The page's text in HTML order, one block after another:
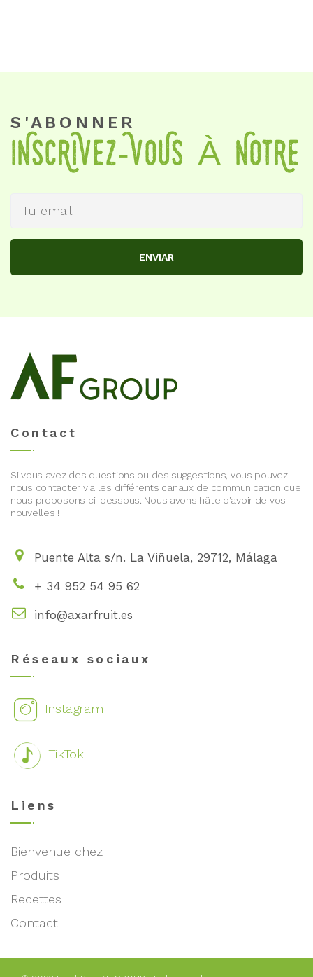
S'ABONNER
INSCRIVez-VOUS À NotRe
ENVIAR
Contact
Si vous avez des questions ou des suggestions, vous pouvez
nous contacter via les différents canaux de communication que
nous proposons ci-dessous. Nous avons hâte d'avoir de vos
nouvelles !
Puente Alta s/n. La Viñuela, 29712, Málaga
+ 34 952 54 95 62
info@axarfruit.es
Réseaux sociaux
Instagram
TikTok
Liens
Bienvenue chez
Produits
Recettes
Contact